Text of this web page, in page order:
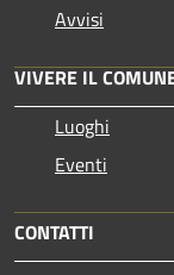
Avvisi
VIVERE IL
Luoghi
Eventi
CONTATTI